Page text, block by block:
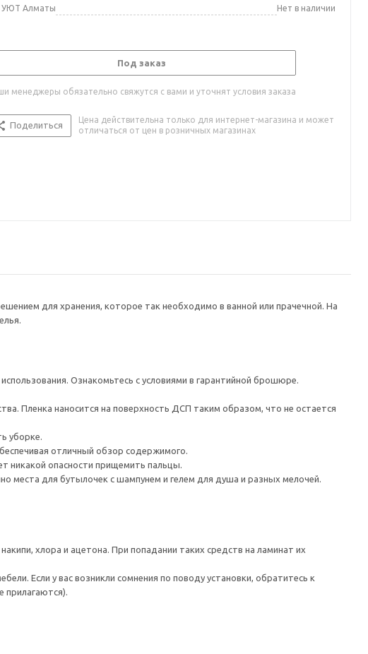
УЮТ Алматы
Нет в наличии
Под заказ
менеджеры обязательно свяжутся с вами и уточнят условия заказа
Поделиться
Цена действительна только для интернет-магазина и может
отличаться от цен в розничных магазинах
для хранения, которое так необходимо в ванной или прачечной. На
Ознакомьтесь с условиями в гарантийной брошюре.
Пленка наносится на поверхность ДСП таким образом, что не остается
уборке.
отличный обзор содержимого.
никакой опасности прищемить пальцы.
места для бутылочек с шампунем и гелем для душа и разных мелочей.
хлора и ацетона. При попадании таких средств на ламинат их
Если у вас возникли сомнения по поводу установки, обратитесь к
прилагаются).